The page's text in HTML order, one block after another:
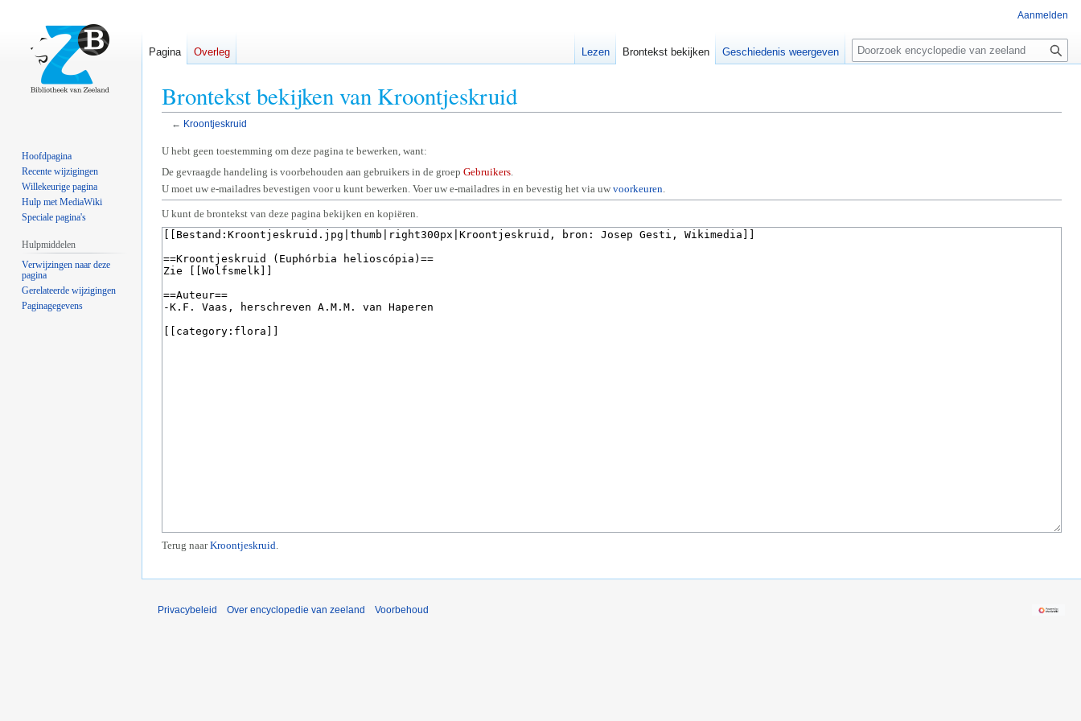
Brontekst bekijken van Kroontjeskruid
← Kroontjeskruid
Naar
navigatie
springen
Naar
zoeken
springen
U hebt geen toestemming om deze pagina te bewerken, want:
De gevraagde handeling is voorbehouden aan gebruikers in de groep Gebruikers.
U moet uw e-mailadres bevestigen voor u kunt bewerken. Voer uw e-mailadres in en bevestig het via uw voorkeuren.
U kunt de brontekst van deze pagina bekijken en kopiëren.
Terug naarKroontjeskruid.
Aanmelden
Pagina Overleg Lezen Brontekst bekijken Geschiedenis weergeven
Z
e
Hoofdpagina
Recente wijzigingen
Willekeurige pagina
Hulp met MediaWiki
Speciale pagina's
Hulpmiddelen
Verwijzingen naar deze
pagina
Gerelateerde wijzigingen
Paginagegevens
Privacybeleid Over encyclopedie van zeeland Voorbehoud